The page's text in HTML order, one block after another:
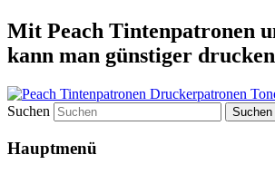
Mit Peach Tintenpatronen
kann man günstiger
Suchen
Hauptmenü